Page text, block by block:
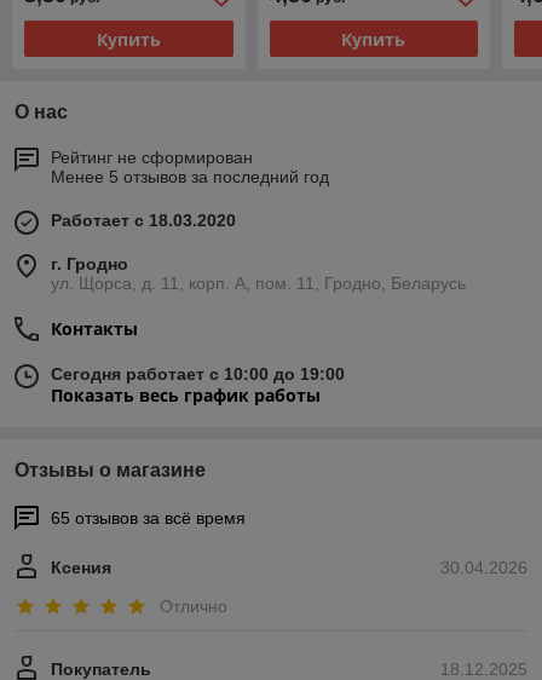
Купить Купить
О нас
Рейтинг не сформирован
Менее 5 отзывов за последний год
Работает с 18.03.2020
г. Гродно
ул. Щорса, д. 11, корп. А, пом. 11, Гродно, Беларусь
Контакты
Сегодня работает с 10:00 до 19:00
Показать весь график работы
Отзывы о магазине
65 отзывов за всё время
30.04.2026
Ксения
Отлично
18.12.2025
Покупатель